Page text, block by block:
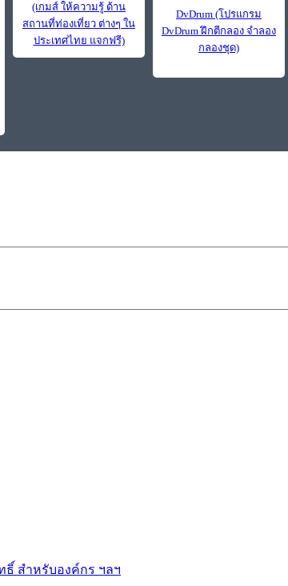
(เกมส์ ให้ความรู้ ด้าน
สถานที่ท่องเที่ยว ต่างๆ ใน
ประเทศไทย แจกฟรี)
DvDrum (โปรแกรม
DvDrum ฝึกตีกลอง จำลอง
กลองชุด)